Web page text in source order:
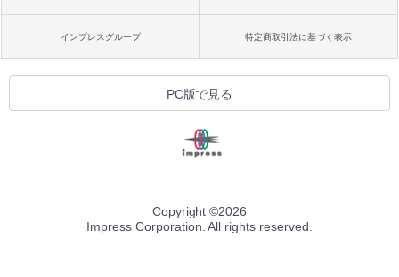
インプレスグループ 特定商取引法に基づく表示
PC版で見る
Copyright ©2026
Impress Corporation. All rights reserved.